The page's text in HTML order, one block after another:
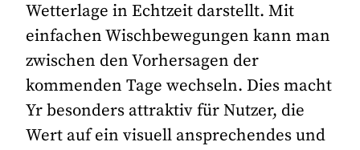
Wetterlage in Echtzeit darstellt. Mit
einfachen Wischbewegungen kann man
zwischen den Vorhersagen der
kommenden Tage wechseln. Dies macht
Yr besonders attraktiv für Nutzer, die
Wert auf ein visuell ansprechendes und